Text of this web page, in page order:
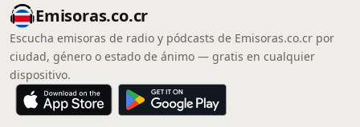
Emisoras.co.cr
Escucha emisoras de radio y pódcasts de Emisoras.co.cr por
ciudad, género o estado de ánimo — gratis en cualquier
dispositivo.